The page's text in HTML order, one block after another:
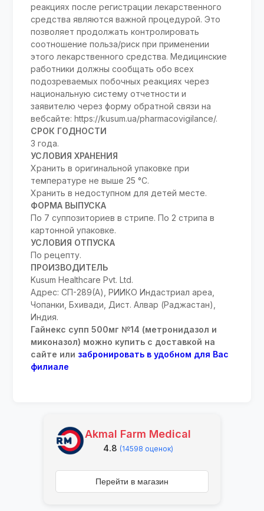
реакциях после регистрации лекарственного
средства являются важной процедурой. Это
позволяет продолжать контролировать
соотношение польза/риск при применении
этого лекарственного средства. Медицинские
работники должны сообщать обо всех
подозреваемых побочных реакциях через
национальную систему отчетности и
заявителю через форму обратной связи на
вебсайте: https://kusum.ua/pharmacovigilance/.
СРОК ГОДНОСТИ
3 года.
УСЛОВИЯ ХРАНЕНИЯ
Хранить в оригинальной упаковке при
температуре не выше 25 °C.
Хранить в недоступном для детей месте.
ФОРМА ВЫПУСКА
По 7 суппозиториев в стрипе. По 2 стрипа в
картонной упаковке.
УСЛОВИЯ ОТПУСКА
По рецепту.
ПРОИЗВОДИТЕЛЬ
Kusum Healthcare Pvt. Ltd.
Адрес: СП-289(А), РИИКО Индастриал ареа,
Чопанки, Бхивади, Дист. Алвар (Раджастан),
Индия.
Гайнекс супп 500мг №14 (метронидазол и
миконазол) можно купить с доставкой на
сайте или забронировать в удобном для Вас
филиале
Akmal Farm Medical
4.8 (14598 оценок)
Перейти в магазин